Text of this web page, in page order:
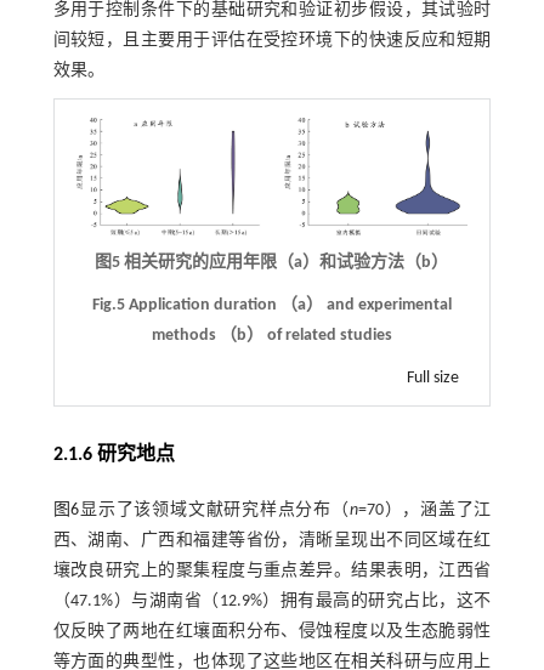
多用于控制条件下的基础研究和验证初步假设，其试验时
间较短，且主要用于评估在受控环境下的快速反应和短期
效果。
图5 相关研究的应用年限（a）和试验方法（b）
Fig.5 Application duration （a） and experimental
methods （b） of related studies
Full size
2.1.6 研究地点
图6显示了该领域文献研究样点分布（n=70），涵盖了江
西、湖南、广西和福建等省份，清晰呈现出不同区域在红
壤改良研究上的聚集程度与重点差异。结果表明，江西省
（47.1%）与湖南省（12.9%）拥有最高的研究占比，这不
仅反映了两地在红壤面积分布、侵蚀程度以及生态脆弱性
等方面的典型性，也体现了这些地区在相关科研与应用上